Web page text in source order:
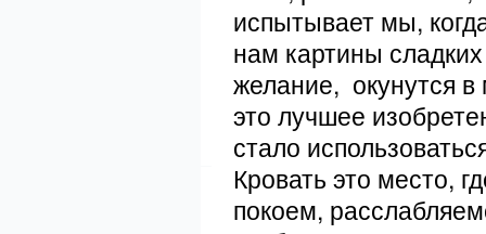
испытывает мы,
нам картины
желание, окунутся
это лучшее
стало
Кровать это место,
покоем,